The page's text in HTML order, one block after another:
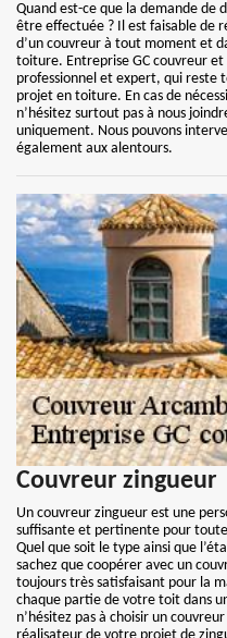
Quand est-ce que la demande de
être effectuée ? Il est faisable de
d’un couvreur à tout moment et
toiture. Entreprise GC couvreur
professionnel et expert, qui reste
projet en toiture. En cas de
n’hésitez surtout pas à nous
uniquement. Nous pouvons
également aux alentours.
Couvreur zingueur
Un couvreur zingueur est une
suffisante et pertinente pour
Quel que soit le type ainsi que
sachez que coopérer avec un
toujours très satisfaisant pour la
chaque partie de votre toit dans
n’hésitez pas à choisir un